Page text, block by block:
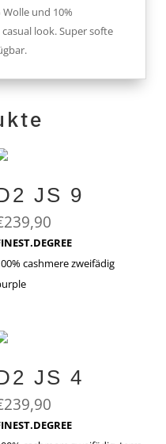
Wolle und 10%
look. Super softe
JS 9
239,90
cashmere zweifädig
JS 4
239,90